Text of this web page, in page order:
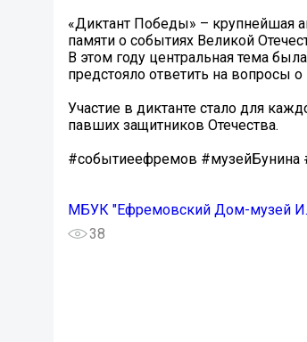
«Диктант Победы» – крупнейшая
памяти о событиях Великой
В этом году центральная тема
предстояло ответить на вопросы
Участие в диктанте стало для
павших защитников Отечества.
#событиеефремов #музейБунина
МБУК "Ефремовский Дом-музей
38